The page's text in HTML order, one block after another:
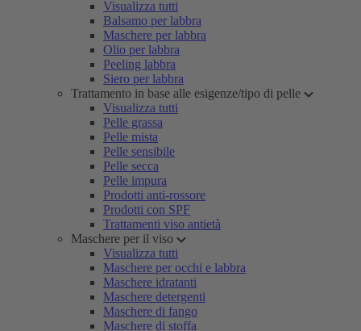
Visualizza tutti
Balsamo per labbra
Maschere per labbra
Olio per labbra
Peeling labbra
Siero per labbra
Trattamento in base alle esigenze/tipo di pelle
Visualizza tutti
Pelle grassa
Pelle mista
Pelle sensibile
Pelle secca
Pelle impura
Prodotti anti-rossore
Prodotti con SPF
Trattamenti viso antietà
Maschere per il viso
Visualizza tutti
Maschere per occhi e labbra
Maschere idratanti
Maschere detergenti
Maschere di fango
Maschere di stoffa